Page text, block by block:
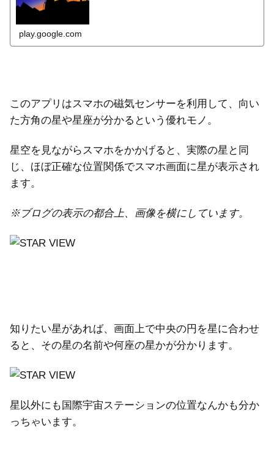
play.google.com
このアプリはスマホの磁気センサーを利用して、向い
た方角の星や星座が分かるという優れモノ。
星空を見ながらスマホをかかげると、実際の星と同
じ、ほぼ正確な位置関係でスマホ画面に星が表示され
ます。
※ブログの表示の都合上、画像を横にしています。
知りたい星があれば、画面上で中央の円を星に合わせ
ると、その星の名前や何座の星かが分かります。
星以外にも国際宇宙ステーションの位置なんかも分か
っちゃいます。